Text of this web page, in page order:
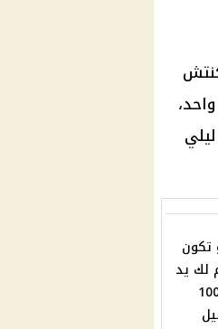
تكون
لك يد
وهيمدك بقرض 100